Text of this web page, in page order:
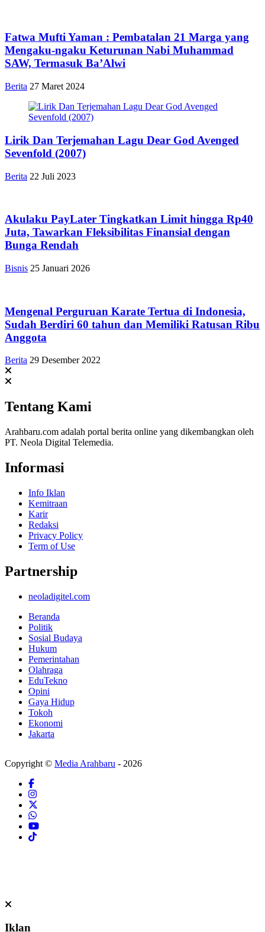
Fatwa Mufti Yaman : Pembatalan 21 Marga yang
Mengaku-ngaku Keturunan Nabi Muhammad
SAW, Termasuk Ba’Alwi
Berita 27 Maret 2024
Lirik Dan Terjemahan Lagu Dear God Avenged
Sevenfold (2007)
Berita 22 Juli 2023
Akulaku PayLater Tingkatkan Limit hingga Rp40
Juta, Tawarkan Fleksibilitas Finansial dengan
Bunga Rendah
Bisnis 25 Januari 2026
Mengenal Perguruan Karate Tertua di Indonesia,
Sudah Berdiri 60 tahun dan Memiliki Ratusan Ribu
Anggota
Berita 29 Desember 2022
Tentang Kami
Arahbaru.com adalah portal berita online yang dikembangkan oleh
PT. Neola Digital Telemedia.
Informasi
Info Iklan
Kemitraan
Karir
Redaksi
Privacy Policy
Term of Use
Partnership
neoladigitel.com
Beranda
Politik
Sosial Budaya
Hukum
Pemerintahan
Olahraga
EduTekno
Opini
Gaya Hidup
Tokoh
Ekonomi
Jakarta
Copyright © Media Arahbaru - 2026
Iklan